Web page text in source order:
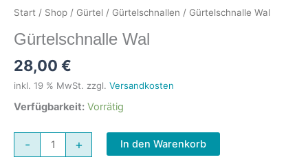
Start / Shop / Gürtel / Gürtelschnallen / Gürtelschnalle Wal
Gürtelschnalle Wal
28,00 €
inkl. 19 % MwSt. zzgl. Versandkosten
Verfügbarkeit: Vorrätig
-
Gürtelschnalle
Wal
+ In den Warenkorb